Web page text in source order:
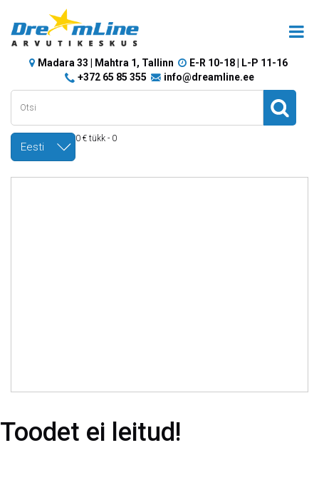
Madara 33 | Mahtra 1, Tallinn
E-R 10-18 | L-P 11-16
+372 65 85 355
info@dreamline.ee
Eesti
0 € tükk - 0
Toodet ei leitud!